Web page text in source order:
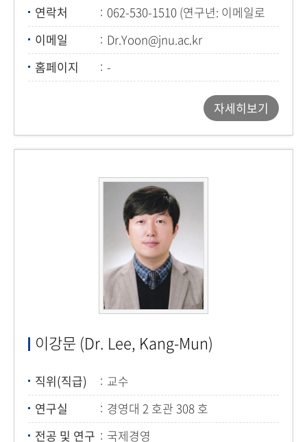
연락처
062-530-1510 (연구년: 이메일로
연락)
이메일
Dr.Yoon@jnu.ac.kr
홈페이지
-
자세히보기
이강문 (Dr. Lee, Kang-Mun)
직위(직급)
교수
연구실
경영대 2 호관 308 호
전공 및 연구
국제경영